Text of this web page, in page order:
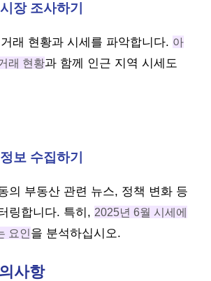
장 조사하기
래 현황과 시세를 파악합니다. 아
래 현황과 함께 인근 지역 시세도
보 수집하기
의 부동산 관련 뉴스, 정책 변화 등
링합니다. 특히, 2025년 6월 시세에
요인을 분석하십시오.
사항